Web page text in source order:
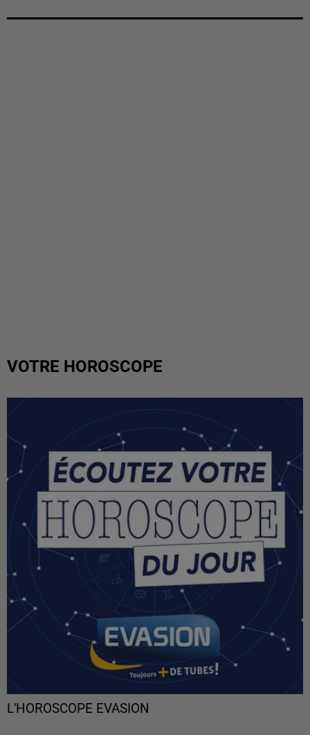
VOTRE HOROSCOPE
L'HOROSCOPE EVASION